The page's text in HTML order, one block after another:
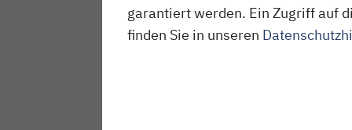
garantiert werden. Ein Zugriff auf
finden Sie in unseren